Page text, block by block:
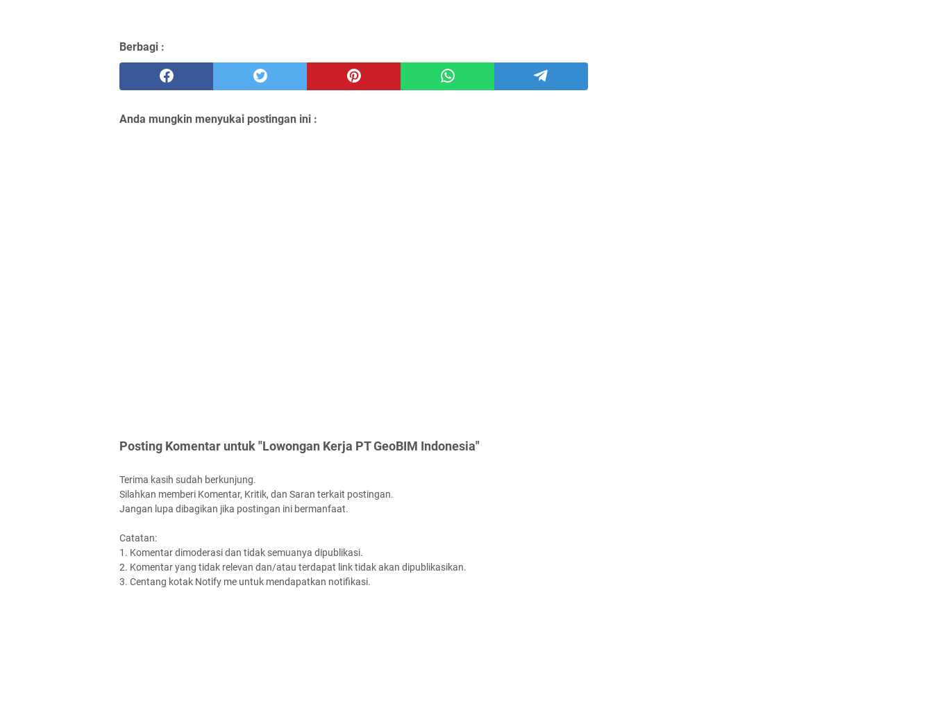
Berbagi :
Anda mungkin menyukai postingan ini :
Posting Komentar untuk "Lowongan Kerja PT GeoBIM Indonesia"
Terima kasih sudah berkunjung.
Silahkan memberi Komentar, Kritik, dan Saran terkait postingan.
Jangan lupa dibagikan jika postingan ini bermanfaat.
Catatan:
1. Komentar dimoderasi dan tidak semuanya dipublikasi.
2. Komentar yang tidak relevan dan/atau terdapat link tidak akan dipublikasikan.
3. Centang kotak Notify me untuk mendapatkan notifikasi.